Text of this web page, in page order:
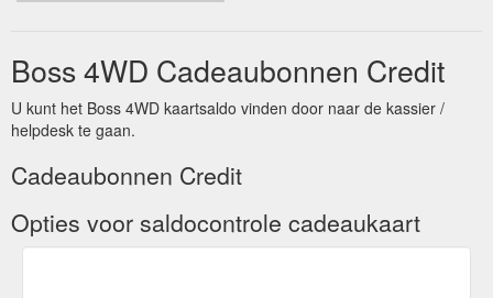
Boss 4WD Cadeaubonnen Credit
U kunt het Boss 4WD kaartsaldo vinden door naar de kassier /
helpdesk te gaan.
Cadeaubonnen Credit
Opties voor saldocontrole cadeaukaart